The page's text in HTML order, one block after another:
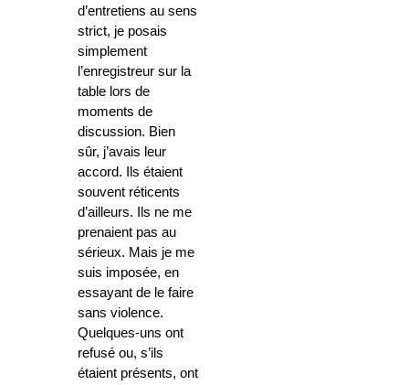
d’entretiens au sens
strict, je posais
simplement
l’enregistreur sur la
table lors de
moments de
discussion. Bien
sûr, j’avais leur
accord. Ils étaient
souvent réticents
d’ailleurs. Ils ne me
prenaient pas au
sérieux. Mais je me
suis imposée, en
essayant de le faire
sans violence.
Quelques-uns ont
refusé ou, s’ils
étaient présents, ont